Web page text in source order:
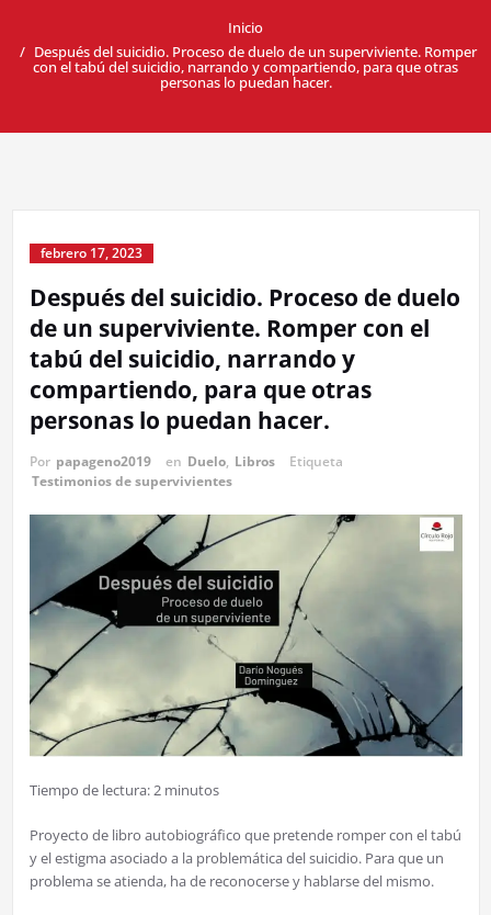
Inicio
Después del suicidio. Proceso de duelo de un superviviente. Romper
con el tabú del suicidio, narrando y compartiendo, para que otras
personas lo puedan hacer.
febrero 17, 2023
Después del suicidio. Proceso de duelo
de un superviviente. Romper con el
tabú del suicidio, narrando y
compartiendo, para que otras
personas lo puedan hacer.
Por papageno2019 en Duelo, Libros
Etiqueta
Testimonios de supervivientes
Tiempo de lectura:2 minutos
Proyecto de libro autobiográfico que pretende romper con el tabú
y el estigma asociado a la problemática del suicidio. Para que un
problema se atienda, ha de reconocerse y hablarse del mismo.